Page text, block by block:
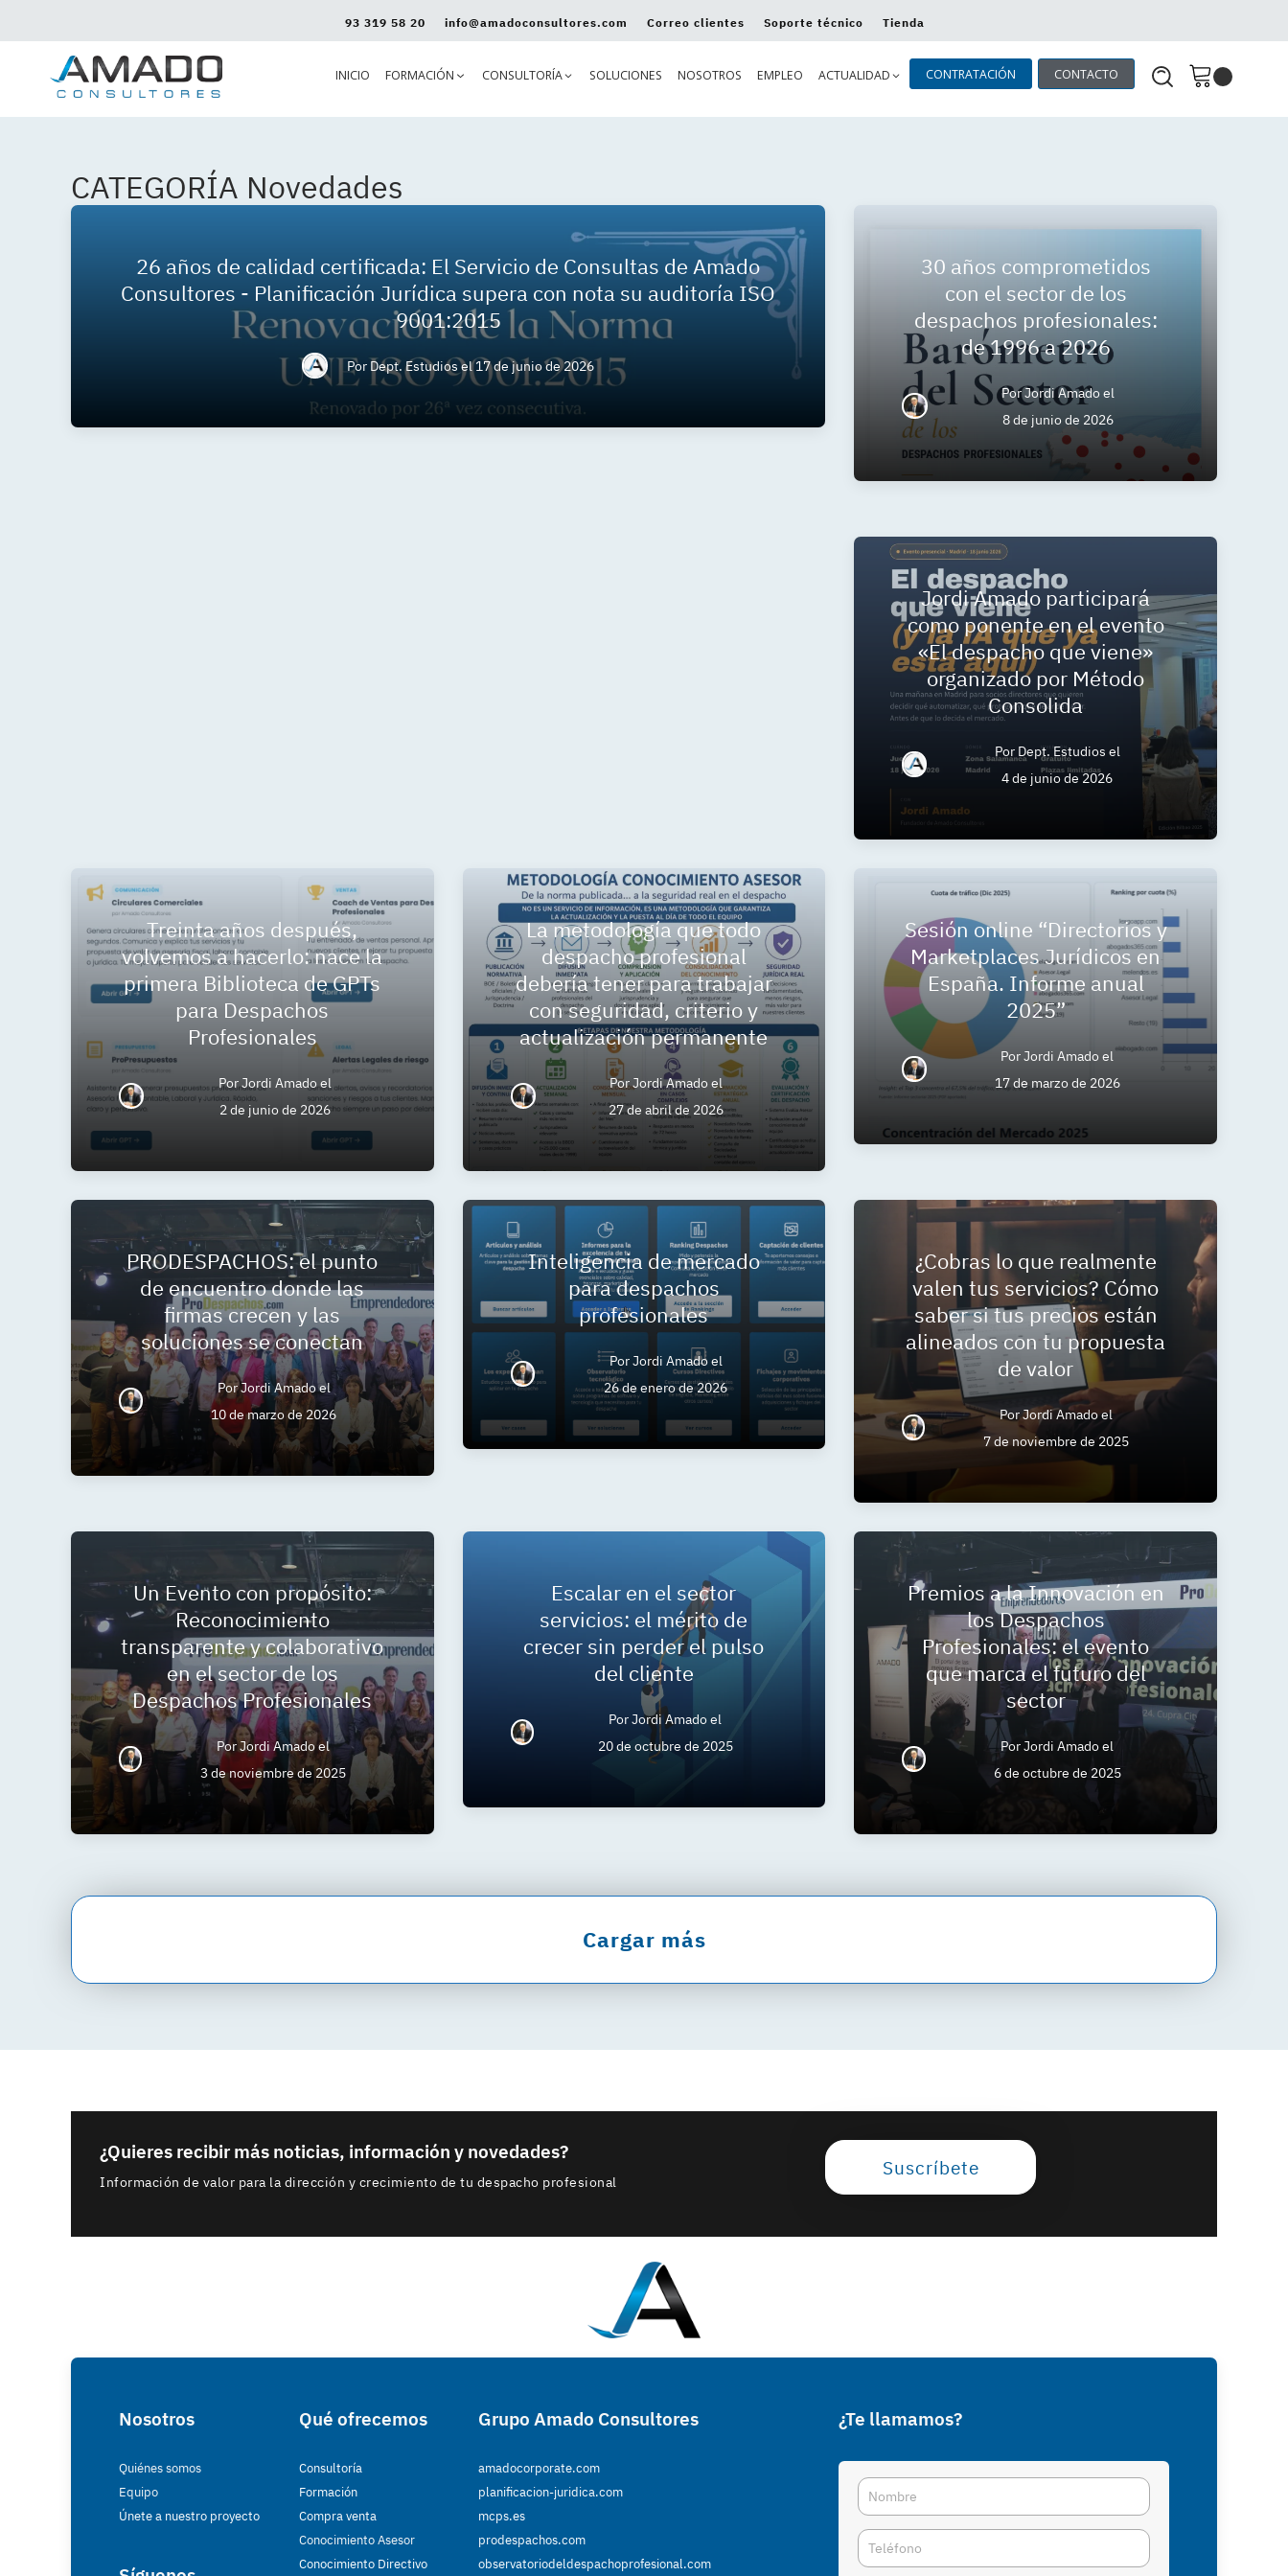
93 319 58 20 info@amadoconsultores.com Correo clientes Soporte técnico Tienda
INICIO FORMACIÓN CONSULTORÍA SOLUCIONES NOSOTROS EMPLEO ACTUALIDAD CONTRATACIÓN CONTACTO
CATEGORÍA Novedades
26 años de calidad certificada: El Servicio de Consultas de Amado
Consultores - Planificación Jurídica supera con nota su auditoría ISO
9001:2015
Por Dept. Estudiosel17 de junio de 2026
30 años comprometidos
con el sector de los
despachos profesionales:
de 1996 a 2026
PorJordi Amadoel
8 de junio de 2026
Jordi Amado participará
como ponente en el evento
«El despacho que viene»
organizado por Método
Consolida
Por Dept. Estudios el
4 de junio de 2026
Treinta años después,
volvemos a hacerlo: nace la
primera Biblioteca de GPTs
para Despachos
Profesionales
PorJordi Amadoel
2 de junio de 2026
La metodología que todo
despacho profesional
debería tener para trabajar
con seguridad, criterio y
actualización permanente
PorJordi Amadoel
27 de abril de 2026
Sesión online “Directorios y
Marketplaces Jurídicos en
España. Informe anual
2025”
PorJordi Amadoel
17 de marzo de 2026
PRODESPACHOS: el punto
de encuentro donde las
firmas crecen y las
soluciones se conectan
PorJordi Amadoel
10 de marzo de 2026
Inteligencia de mercado
para despachos
profesionales
PorJordi Amadoel
26 de enero de 2026
¿Cobras lo que realmente
valen tus servicios? Cómo
saber si tus precios están
alineados con tu propuesta
de valor
PorJordi Amadoel
7 de noviembre de 2025
Un Evento con propósito:
Reconocimiento
transparente y colaborativo
en el sector de los
Despachos Profesionales
PorJordi Amadoel
3 de noviembre de 2025
Escalar en el sector
servicios: el mérito de
crecer sin perder el pulso
del cliente
PorJordi Amadoel
20 de octubre de 2025
Premios a la Innovación en
los Despachos
Profesionales: el evento
que marca el futuro del
sector
PorJordi Amadoel
6 de octubre de 2025
Cargar más
¿Quieres recibir más noticias, información y novedades?
Información de valor para la dirección y crecimiento de tu despacho profesional
Suscríbete
Nosotros
Quiénes somos
Equipo
Únete a nuestro proyecto
Qué ofrecemos
Consultoría
Formación
Compra venta
Conocimiento Asesor
Conocimiento Directivo
Grupo Amado Consultores
amadocorporate.com
planificacion-juridica.com
mcps.es
prodespachos.com
observatoriodeldespachoprofesional.com
¿Te llamamos?